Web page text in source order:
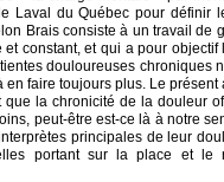
Laval du Québec pour définir
Brais consiste à un travail de
constant, et qui a pour
douloureuses chroniques
faire toujours plus. Le présent
la chronicité de la douleur
peut-être est-ce là à notre
principales de leur
portant sur la place et